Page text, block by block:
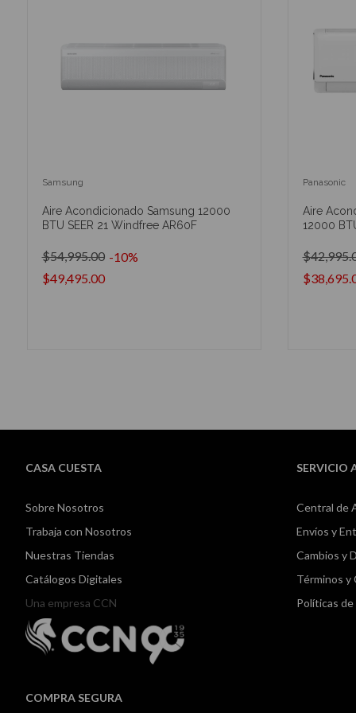
Samsung
Aire Acondicionado Samsung 12000
BTU SEER 21 Windfree AR60F
$49,495.00
$54,995.00 -10%
Panasonic
Aire
12000
CASA CUESTA
Sobre Nosotros
Trabaja con Nosotros
Nuestras Tiendas
Catálogos Digitales
Una empresa CCN
COMPRA SEGURA
SERVICIO
Central de
Envíos y
Cambios y
Términos y
Políticas